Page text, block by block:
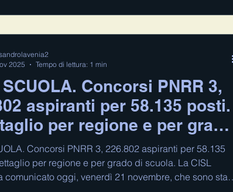
Concorsi PNRR 3,
aspiranti per 58.135 posti.
per regione e per grado
Concorsi PNRR 3, 226.802 aspiranti per 58.135
per regione e per grado di scuola. La CISL
comunicato oggi, venerdì 21 novembre, che sono stati
2025
Tempo di lettura: 1 min